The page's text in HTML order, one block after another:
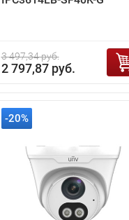
3 497,34 руб.
2 797,87 руб.
-20%